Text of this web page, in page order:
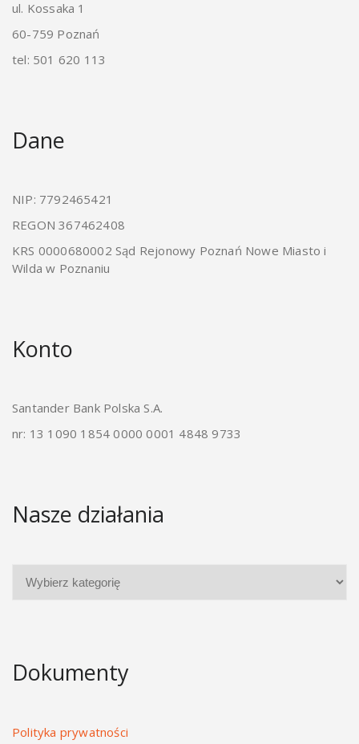
ul. Kossaka 1
60-759 Poznań
tel: 501 620 113
Dane
NIP: 7792465421
REGON 367462408
KRS 0000680002 Sąd Rejonowy Poznań Nowe Miasto i
Wilda w Poznaniu
Konto
Santander Bank Polska S.A.
nr: 13 1090 1854 0000 0001 4848 9733
Nasze działania
Dokumenty
Polityka prywatności